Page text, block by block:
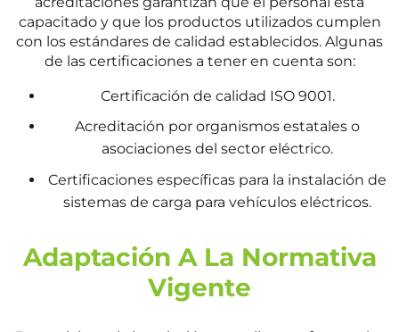
capacitado y que los productos utilizados cumplen
con los estándares de calidad establecidos. Algunas
de las certificaciones a tener en cuenta son:
Certificación de calidad ISO 9001.
Acreditación por organismos estatales o
asociaciones del sector eléctrico.
Certificaciones específicas para la instalación de
sistemas de carga para vehículos eléctricos.
Adaptación A La Normativa
Vigente